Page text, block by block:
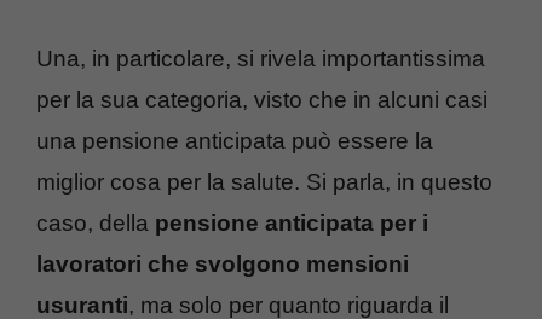
Una, in particolare, si rivela importantissima
per la sua categoria, visto che in alcuni casi
una pensione anticipata può essere la
miglior cosa per la salute. Si parla, in questo
caso, della pensione anticipata per i
lavoratori che svolgono mensioni
usuranti, ma solo per quanto riguarda il